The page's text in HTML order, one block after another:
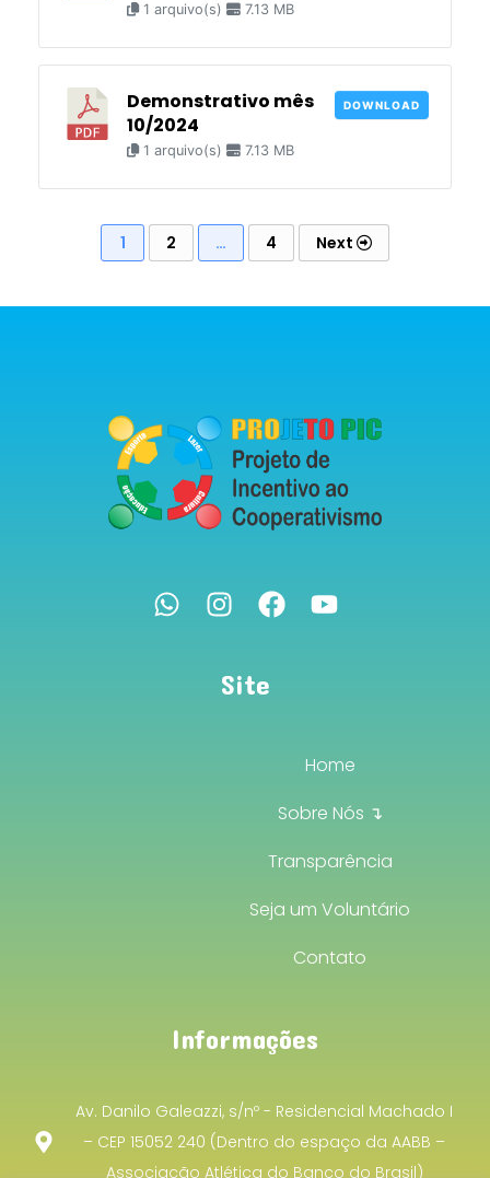
1 arquivo(s) 7.13 MB
Demonstrativo mês
10/2024
1 arquivo(s) 7.13 MB
DOWNLOAD
1 2 … 4 Next
Site
Home
Sobre Nós ↴
Transparência
Seja um Voluntário
Contato
Informações
Av. Danilo Galeazzi, s/nº - Residencial Machado I
– CEP 15052 240 (Dentro do espaço da AABB –
Associação Atlética do Banco do Brasil)